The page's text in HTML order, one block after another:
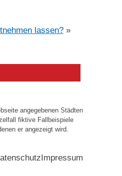
lassen?»
angegebenen Städten
fiktive Fallbeispiele
er angezeigt wird.
Impressum